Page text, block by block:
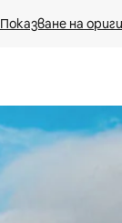
Показване на